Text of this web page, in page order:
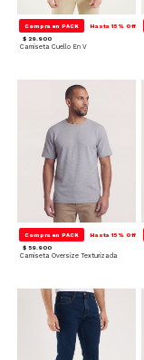
Compra en PACK Hasta 15% Off
$ 29.900
Camiseta Cuello En V
Compra en PACK Hasta 15% Off
$ 59.900
Camiseta Oversize Texturizada